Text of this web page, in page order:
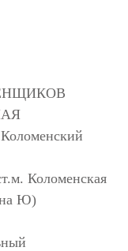
Коломенская
на Ю)